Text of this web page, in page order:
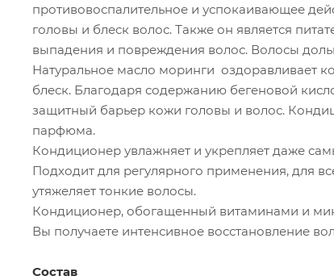
противовоспалительное и успокаивающее
головы и блеск волос. Также он является
выпадения и повреждения волос. Волосы
Натуральное масло моринги оздоравливает
блеск. Благодаря содержанию бегеновой
защитный барьер кожи головы и волос.
парфюма.
Кондиционер увлажняет и укрепляет даже
Подходит для регулярного применения, для
утяжеляет тонкие волосы.
Кондиционер, обогащенный витаминами и
Вы получаете интенсивное восстановление
Состав